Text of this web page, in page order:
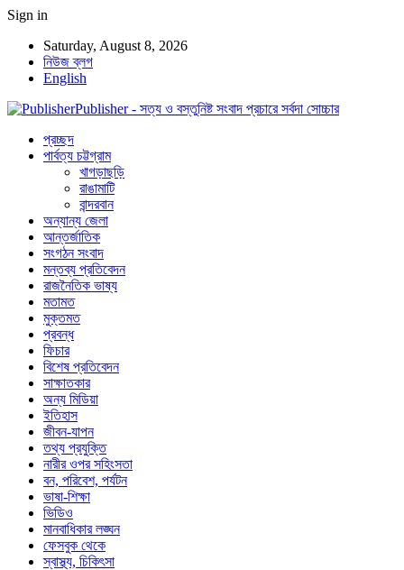
Sign in
Saturday, August 8, 2026
নিউজ ব্লগ
English
Publisher - সত্য ও বস্তুনিষ্ট সংবাদ প্রচারে সর্বদা সোচ্চার
প্রচ্ছদ
পার্বত্য চট্টগ্রাম
খাগড়াছড়ি
রাঙামাটি
বান্দরবান
অন্যান্য জেলা
আন্তর্জাতিক
সংগঠন সংবাদ
মন্তব্য প্রতিবেদন
রাজনৈতিক ভাষ্য
মতামত
মুক্তমত
প্রবন্ধ
ফিচার
বিশেষ প্রতিবেদন
সাক্ষাতকার
অন্য মিডিয়া
ইতিহাস
জীবন-যাপন
তথ্য প্রযুক্তি
নারীর ওপর সহিংসতা
বন, পরিবেশ, পর্যটন
ভাষা-শিক্ষা
ভিডিও
মানবাধিকার লঙ্ঘন
ফেসবুক থেকে
স্বাস্থ্য, চিকিৎসা